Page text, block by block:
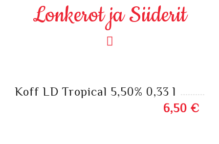
Lonkerot ja Siiderit
Koff LD Tropical 5,50% 0,33 l
6,50 €